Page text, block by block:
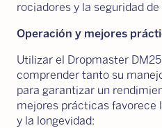
rociadores y la seguridad
Operación y mejores
Utilizar el Dropmaster
comprender tanto su
para garantizar un
mejores prácticas favorece
y la longevidad: